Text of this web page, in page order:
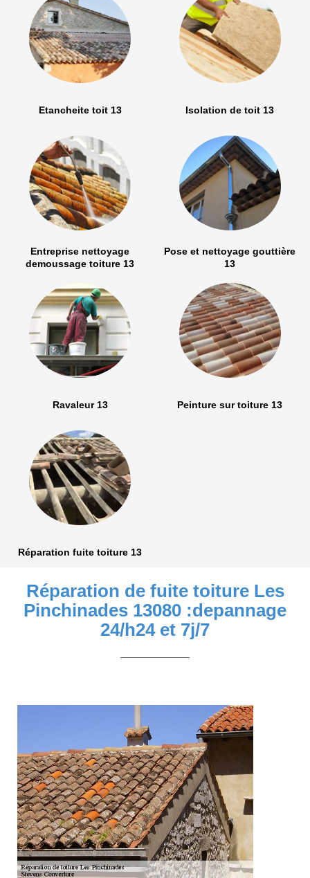
Etancheite toit 13 Isolation de toit 13
Entreprise nettoyage
demoussage toiture 13
Pose et nettoyage gouttière
13
Ravaleur 13 Peinture sur toiture 13
Réparation fuite toiture 13
Réparation de fuite toiture Les
Pinchinades 13080 :depannage
24/h24 et 7j/7